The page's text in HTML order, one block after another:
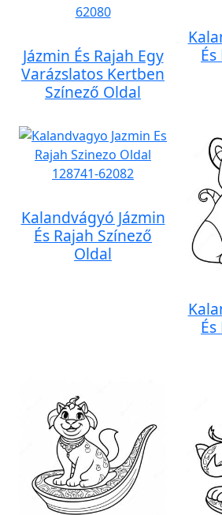
Jázmin És Rajah Egy
Varázslatos Kertben
Színező Oldal
Kalandvágyó Jázmin
És Rajah Színező
Oldal